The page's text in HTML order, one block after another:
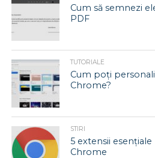
Cum să semnezi
PDF
TUTORIALE
Cum poți
Chrome?
STIRI
5 extensii
Chrome